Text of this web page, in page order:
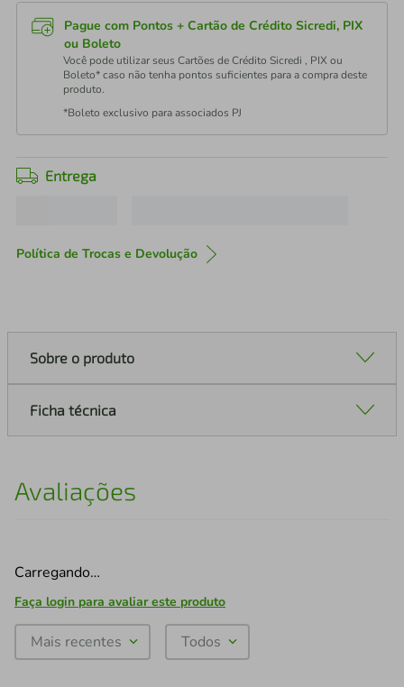
Pague com Pontos + Cartão de Crédito Sicredi, PIX
ou Boleto
Você pode utilizar seus Cartões de Crédito Sicredi , PIX ou
Boleto* caso não tenha pontos suficientes para a compra deste
produto.
*Boleto exclusivo para associados PJ
Entrega
Política de Trocas e Devolução
Sobre o produto
Ficha técnica
Avaliações
Carregando…
Faça login para avaliar este produto
Mais recentes Todos